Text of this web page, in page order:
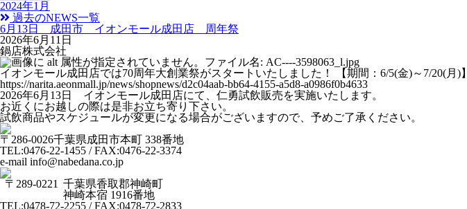
2024年1月
過去のNEWS一覧
6月13日 成田市 イオンモール成田店 周年祭
2026年6月11日
鍋店株式会社
イオンモール成田店では70周年大創業祭がスタートいたしました！ 【期間：6/5(金)～7/20(月)】
https://narita.aeonmall.jp/news/shopnews/d2c04aab-bb64-4155-a5d8-a0986f0b4633
2026年6月13日 イオンモール成田店にて、仁勇試飲販売を実施いたします。
お近くにお越しの際は是非お立ち寄り下さい。
試飲商品やスケジュールが変更になる場合がございますので、予めご了承ください。
〒286-0026千葉県成田市本町 338番地
TEL:0476-22-1455 / FAX:0476-22-3374
e-mail info@nabedana.co.jp
〒289-0221 千葉県香取郡神崎町
神崎本宿 1916番地
TEL:0478-72-2255 / FAX:0478-72-2833